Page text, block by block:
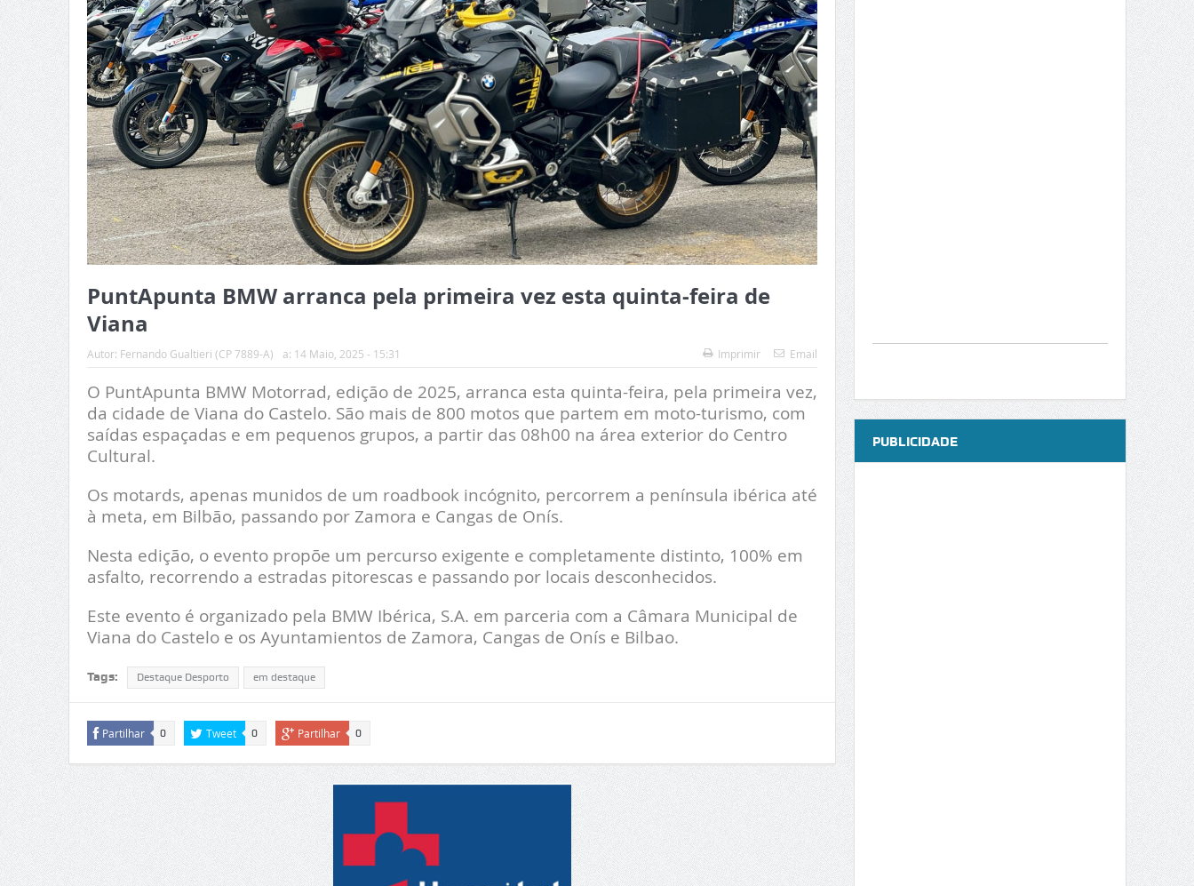
PuntApunta BMW arranca pela primeira vez esta quinta-feira de
Viana
Autor: Fernando Gualtieri (CP 7889-A) a: 14 Maio, 2025 - 15:31 Imprimir Email
O PuntApunta BMW Motorrad, edição de 2025, arranca esta quinta-feira, pela primeira vez,
da cidade de Viana do Castelo. São mais de 800 motos que partem em moto-turismo, com
saídas espaçadas e em pequenos grupos, a partir das 08h00 na área exterior do Centro
Cultural.
Os motards, apenas munidos de um roadbook incógnito, percorrem a península ibérica até
à meta, em Bilbão, passando por Zamora e Cangas de Onís.
Nesta edição, o evento propõe um percurso exigente e completamente distinto, 100% em
asfalto, recorrendo a estradas pitorescas e passando por locais desconhecidos.
Este evento é organizado pela BMW Ibérica, S.A. em parceria com a Câmara Municipal de
Viana do Castelo e os Ayuntamientos de Zamora, Cangas de Onís e Bilbao.
Tags: Destaque Desporto em destaque
Partilhar 0 Tweet 0 Partilhar 0
PUBLICIDADE